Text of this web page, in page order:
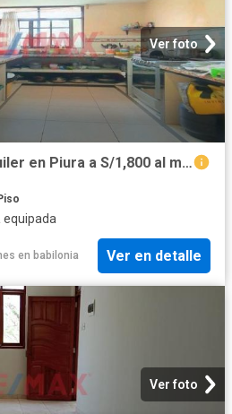
Ver foto
Departamento en alquiler en Piura a S/1,800 al mes
equipada
en babilonia Ver en detalle
Ver foto